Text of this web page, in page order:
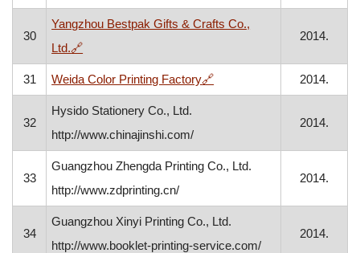
30
Yangzhou Bestpak Gifts & Crafts Co.,
Ltd.🔗, otvara se u novom prozoru
2014.
31 Weida Color Printing Factory🔗, otvara se u novom
2014.
32
Hysido Stationery Co., Ltd.
http://www.chinajinshi.com/
2014.
33
Guangzhou Zhengda Printing Co., Ltd.
http://www.zdprinting.cn/
2014.
34
Guangzhou Xinyi Printing Co., Ltd.
http://www.booklet-printing-service.com/
2014.